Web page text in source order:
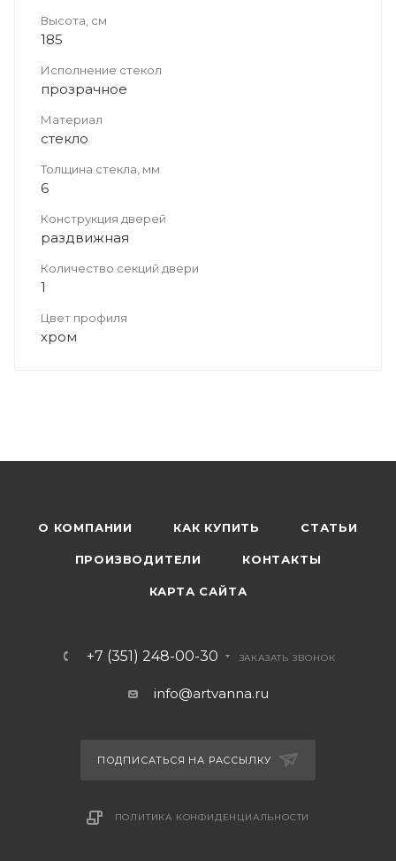
Высота, см
185
Исполнение стекол
прозрачное
Материал
стекло
Толщина стекла, мм
6
Конструкция дверей
раздвижная
Количество секций двери
1
Цвет профиля
хром
О КОМПАНИИ КАК КУПИТЬ СТАТЬИ
ПРОИЗВОДИТЕЛИ КОНТАКТЫ
КАРТА САЙТА
+7 (351) 248-00-30 ЗАКАЗАТЬ ЗВОНОК
info@artvanna.ru
ПОДПИСАТЬСЯ НА РАССЫЛКУ
ПОЛИТИКА КОНФИДЕНЦИАЛЬНОСТИ